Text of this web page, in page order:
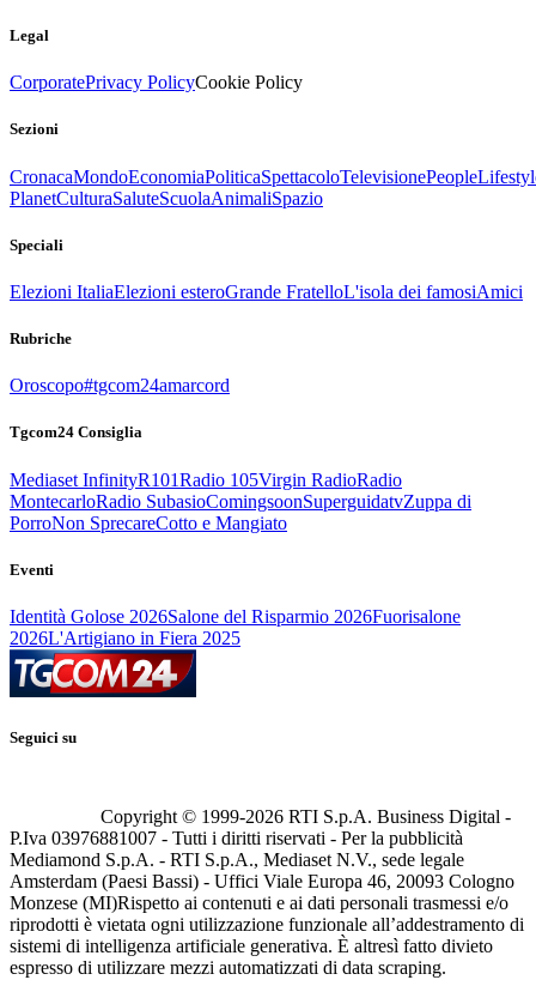
Legal
CorporatePrivacy PolicyCookie Policy
Sezioni
CronacaMondoEconomiaPoliticaSpettacoloTelevisionePeople
PlanetCulturaSaluteScuolaAnimaliSpazio
Speciali
Elezioni ItaliaElezioni esteroGrande FratelloL'isola dei famosiAmici
Rubriche
Oroscopo#tgcom24amarcord
Tgcom24 Consiglia
Mediaset InfinityR101Radio 105Virgin RadioRadio
MontecarloRadio SubasioComingsoonSuperguidatvZuppa di
PorroNon SprecareCotto e Mangiato
Eventi
Identità Golose 2026Salone del Risparmio 2026Fuorisalone
2026L'Artigiano in Fiera 2025
Seguici su
Copyright © 1999-2026 RTI S.p.A. Business Digital -
P.Iva 03976881007 - Tutti i diritti riservati - Per la pubblicità
Mediamond S.p.A. - RTI S.p.A., Mediaset N.V., sede legale
Amsterdam (Paesi Bassi) - Uffici Viale Europa 46, 20093 Cologno
Monzese (MI)Rispetto ai contenuti e ai dati personali trasmessi e/o
riprodotti è vietata ogni utilizzazione funzionale all’addestramento di
sistemi di intelligenza artificiale generativa. È altresì fatto divieto
espresso di utilizzare mezzi automatizzati di data scraping.